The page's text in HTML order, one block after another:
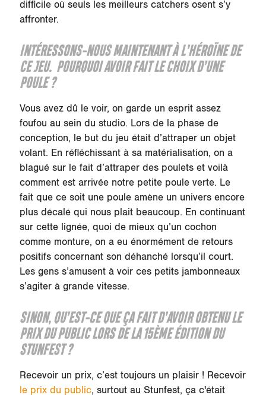
difficile où seuls les meilleurs catchers osent s’y
affronter.
INTÉRESSONS-NOUS MAINTENANT À L’HÉROÏNE DE
CE JEU. POURQUOI AVOIR FAIT LE CHOIX D’UNE
POULE ?
Vous avez dû le voir, on garde un esprit assez
foufou au sein du studio. Lors de la phase de
conception, le but du jeu était d’attraper un objet
volant. En réfléchissant à sa matérialisation, on a
blagué sur le fait d’attraper des poulets et voilà
comment est arrivée notre petite poule verte. Le
fait que ce soit une poule amène un univers encore
plus décalé qui nous plait beaucoup. En continuant
sur cette lignée, quoi de mieux qu’un cochon
comme monture, on a eu énormément de retours
positifs concernant son déhanché lorsqu’il court.
Les gens s’amusent à voir ces petits jambonneaux
s’agiter à grande vitesse.
SINON, QU’EST-CE QUE ÇA FAIT D’AVOIR OBTENU LE
PRIX DU PUBLIC LORS DE LA 15ÈME ÉDITION DU
STUNFEST ?
Recevoir un prix, c’est toujours un plaisir ! Recevoir
le prix du public, surtout au Stunfest, ça c'était